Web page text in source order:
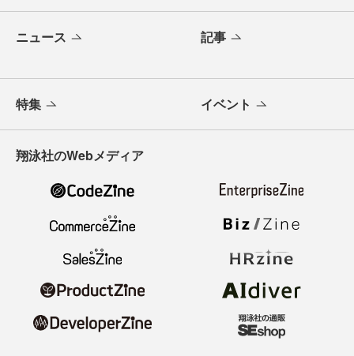
ニュース 記事
特集 イベント
翔泳社のWebメディア